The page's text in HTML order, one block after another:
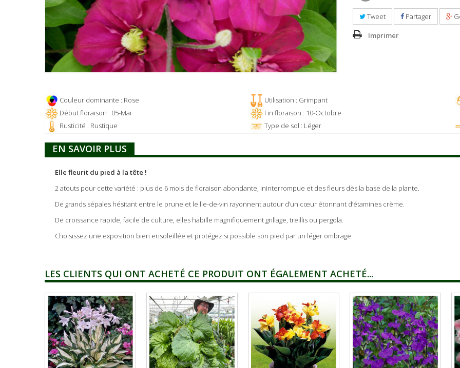
Tweet Partager
Imprimer
Couleur dominante : Rose Utilisation : Grimpant
Début floraison : 05-Mai
Fin floraison : 10-Octobre
Rusticité : Rustique
Type de sol : Léger
EN SAVOIR PLUS
Elle fleurit du pied à la tête !
2 atouts pour cette variété : plus de 6 mois de floraison abondante, ininterrompue et des fleurs dès la base de la plante.
De grands sépales hésitant entre le prune et le lie-de-vin rayonnent autour d’un cœur étonnant d’étamines crème.
De croissance rapide, facile de culture, elles habille magnifiquement grillage, treillis ou pergola.
Choisissez une exposition bien ensoleillée et protégez si possible son pied par un léger ombrage.
LES CLIENTS QUI ONT ACHETÉ CE PRODUIT ONT ÉGALEMENT ACHETÉ...